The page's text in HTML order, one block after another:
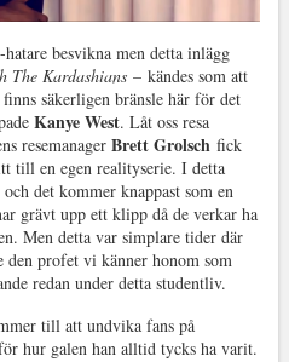
besvikna men detta inlägg
The Kardashians – kändes som att
säkerligen bränsle här för det
Kanye West. Låt oss resa
resemanager Brett Grolschfick
till en egen realityserie. I detta
det kommer knappast som en
grävt upp ett klipp då de verkar ha
Men detta var simplare tider där
den profet vi känner honom som
redan under detta studentliv.
till att undvika fans på
hur galen han alltid tycks ha varit.